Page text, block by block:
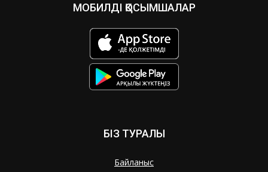
МОБИЛДІ ҚОСЫМШАЛАР
БІЗ ТУРАЛЫ
Байланыс